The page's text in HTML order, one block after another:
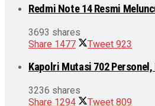
Redmi Note 14 Resmi
3693 shares
Share 1477 Tweet 923
Kapolri Mutasi 702
3236 shares
Share 1294 Tweet 809